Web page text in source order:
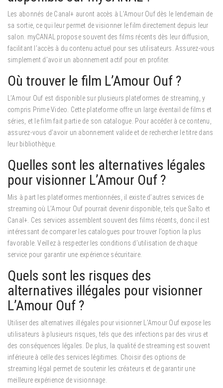
Les abonnés de Canal+ auront accès à L’Amour Ouf dès le lendemain de
sa sortie, ce qui leur permet de visionner le film directement depuis leur
salon. myCANAL propose souvent des films récents dès leur diffusion,
facilitant l’accès à du contenu actuel pour ses utilisateurs. Assurez-vous
simplement d’avoir un abonnement actif pour en profiter.
Où trouver le film L’Amour Ouf ?
L’Amour Ouf est disponible sur plusieurs plateformes de streaming, y
compris Prime Video. Cette plateforme offre un large éventail de films et
séries, et le film fait partie de son catalogue. Pour accéder à ce contenu,
assurez-vous d’avoir un abonnement valide et de rechercher le titre dans
leur bibliothèque.
Quelles sont les alternatives légales
pour visionner L’Amour Ouf ?
Mis à part les plateformes mentionnées, il existe d’autres services de
streaming où L’Amour Ouf pourrait devenir disponible, tels que Salto et
Canal+. Ces services assemblent souvent des films récents, donc il est
intéressant de comparer les catalogues pour trouver l’option la plus
favorable. Veillez à respecter les conditions d’utilisation de chaque
service pour garantir une expérience sécuritaire.
Quels sont les risques des
alternatives illégales pour visionner
L’Amour Ouf ?
Utiliser des alternatives illégales pour visionner L’Amour Ouf expose les
utilisateurs à plusieurs risques, tels que des infections par des virus et
des conséquences légales. De plus, la qualité de streaming est souvent
inférieure à celle des services légitimes. Choisir des options de
streaming légal permet de soutenir les créateurs et de garantir une
meilleure expérience de visionnage.